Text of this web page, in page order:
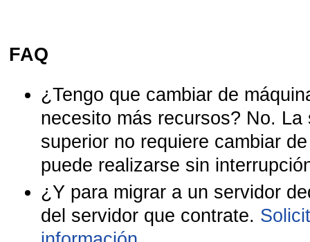
FAQ
¿Tengo que cambiar de
necesito más recursos? No. La
superior no requiere cambiar
puede realizarse sin
¿Y para migrar a un servidor
del servidor que contrate.